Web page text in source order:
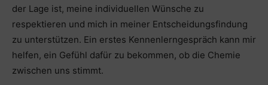
der Lage ist, meine individuellen Wünsche zu
respektieren und mich in meiner Entscheidungsfindung
zu unterstützen. Ein erstes Kennenlerngespräch kann mir
helfen, ein Gefühl dafür zu bekommen, ob die Chemie
zwischen uns stimmt.